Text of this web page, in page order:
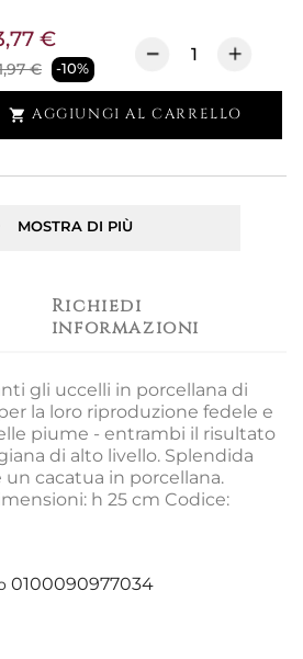
€ -10%
€
 AGGIUNGI AL CARRELLO
MOSTRA DI PIÙ
Richiedi
informazioni
gli uccelli in porcellana di
la loro riproduzione fedele e
piume - entrambi il risultato
di alto livello. Splendida
cacatua in porcellana.
h 25 cm Codice:
0100090977034